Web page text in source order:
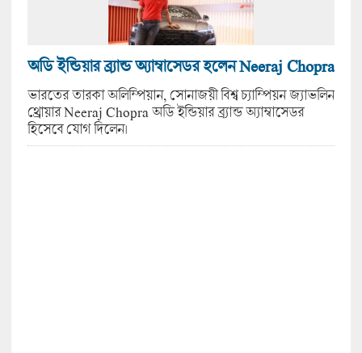
অডি ইন্ডিয়ার ব্র্যান্ড অ্যাম্বাসেডর হলেন Neeraj Chopra
ভারতের তারকা অলিম্পিয়ান, সোনাজয়ী বিশ্ব চ্যাম্পিয়ন জ্যাভলিন
থ্রোয়ার Neeraj Chopra অডি ইন্ডিয়ার ব্র্যান্ড অ্যাম্বাসেডর
হিসেবে যোগ দিলেন।